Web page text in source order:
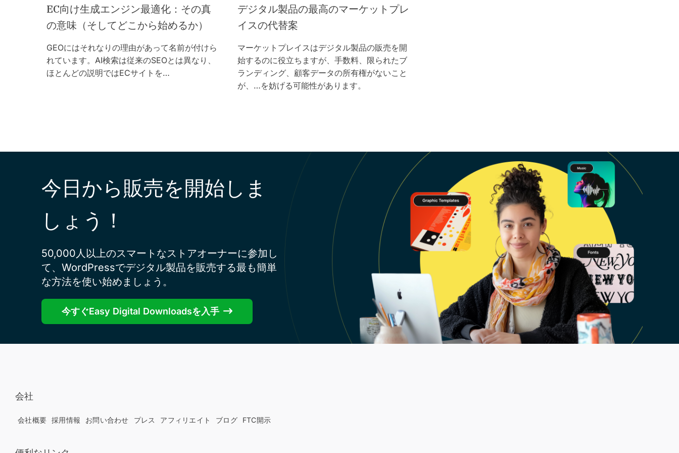
EC向け生成エンジン最適化：その真
の意味（そしてどこから始めるか）
GEOにはそれなりの理由があって名前が付けら
れています。AI検索は従来のSEOとは異なり、
ほとんどの説明ではECサイトを…
デジタル製品の最高のマーケットプレ
イスの代替案
マーケットプレイスはデジタル製品の販売を開
始するのに役立ちますが、手数料、限られたブ
ランディング、顧客データの所有権がないこと
が、…を妨げる可能性があります。
今日から販売を開始しま
しょう！
50,000人以上のスマートなストアオーナーに参加し
て、WordPressでデジタル製品を販売する最も簡単
な方法を使い始めましょう。
今すぐEasy Digital Downloadsを入手
会社
会社概要 採用情報 お問い合わせ プレス アフィリエイト ブログ FTC開示